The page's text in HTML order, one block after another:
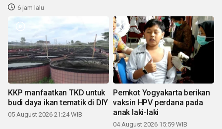
6 jam lalu
KKP manfaatkan TKD untuk
budi daya ikan tematik di DIY
05 August 2026 21:24 WIB
Pemkot Yogyakarta berikan
vaksin HPV perdana pada
anak laki-laki
04 August 2026 15:59 WIB